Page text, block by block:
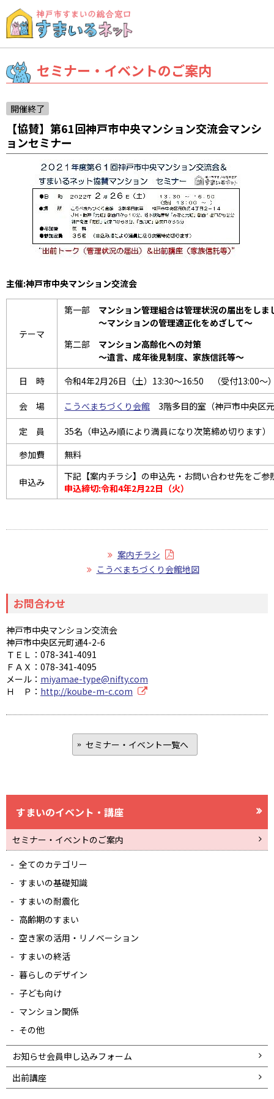
セミナー・イベントのご案内
開催終了
【協賛】第61回神戸市中央マンション交流会マンシ
ョンセミナー
主催:神戸市中央マンション交流会
テーマ
第一部 マンション管理組合は管理状況の届出をしま
～マンションの管理適正化をめざして～
第二部 マンション高齢化への対策
～遺言、成年後見制度、家族信託等～
日 時
令和4年2月26日（土）13:30～16:50 （受付13:00～
会 場 こうべまちづくり会館 3階多目的室（神戸市中央区
定 員
35名（申込み順により満員になり次第締め切ります）
参加費
無料
申込み
下記【案内チラシ】の申込先・お問い合わせ先をご参
申込締切:令和4年2月22日（火）
案内チラシ
こうべまちづくり会館地図
お問合わせ
神戸市中央マンション交流会
神戸市中央区元町通4-2-6
ＴＥＬ：078-341-4091
ＦＡＸ：078-341-4095
メール： miyamae-type@nifty.com
Ｈ Ｐ： http://koube-m-c.com
セミナー・イベント一覧へ
すまいのイベント・講座
セミナー・イベントのご案内
全てのカテゴリー
すまいの基礎知識
すまいの耐震化
高齢期のすまい
空き家の活用・リノベーション
すまいの終活
暮らしのデザイン
子ども向け
マンション関係
その他
お知らせ会員申し込みフォーム
出前講座